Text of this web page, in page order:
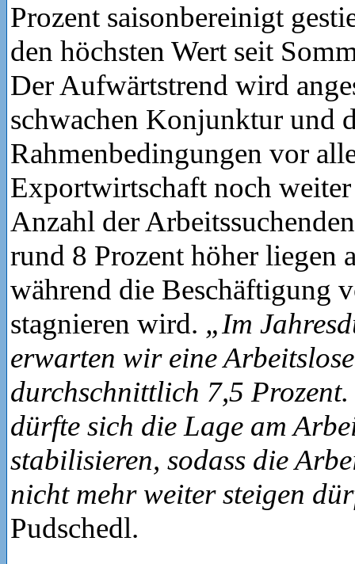
Prozent saisonbereinigt
den höchsten Wert seit
Der Aufwärtstrend wird
schwachen Konjunktur und
Rahmenbedingungen vor
Exportwirtschaft noch
Anzahl der
rund 8 Prozent höher liegen
während die Beschäftigung
stagnieren wird. „Im
erwarten wir eine
durchschnittlich 7,5
dürfte sich die Lage am
stabilisieren, sodass die
nicht mehr weiter steigen
Pudschedl.